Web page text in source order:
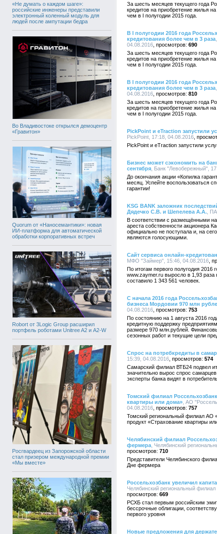
«Не думать о каждом шаге»:
российские инженеры представили
электронный коленный модуль для
людей после ампутации бедра
Во Владивостоке открылся демоцентр
«Гравитон»
Quorum от «Наносемантики»: новая
ИИ-платформа для автоматической
обработки корпоративных встреч
Robort от 3Logic Group расширил
портфель роботами Unitree A2 и A2-W
Росгвардеец из Запорожской области
стал призером международной премии
«Мы вместе»
За шесть месяцев текущего года
кредитов на приобретение жилья
чем в I полугодии 2015 года.
В I полугодии 2016 года
кредитования более чем в 3 раза
04.08.2016
690
За шесть месяцев текущего года
кредитов на приобретение жилья
чем в I полугодии 2015 года.
В I полугодии 2016 года
кредитования более чем в 3 раза
04.08.2016
810
За шесть месяцев текущего года
кредитов на приобретение жилья
чем в I полугодии 2015 года.
PickPoint и eTraction запустили
PickPoint, 17:18, 04.08.2016
PickPoint и eTraction запустили
Бизнес может сэкономить на
сентября , Банк "Левобережный",
До окончания акции «Копилка
месяц. Успейте воспользоваться
гарантии!
KSG BANK заложник
Дядечко С.В. и Шепелева А.А. ,
В соответствии с размещёнными
ареста собственности акционера
официально не поступала и, на
являются голосующими.
Сайт сервиса онлайн-
МФО "Займер", 15:46, 04.08.2016
По итогам первого полугодия 2016
www.zaymer.ru выросло в 1,93 раза
составило 1 343 561 человек.
С начала 2016 года
бизнеса Мордовии 970 млн
04.08.2016
753
По состоянию на 1 августа 2016
кредитную поддержку
размере 970 млн.рублей.
сезонных работ и текущие цели
Спрос на потребкредиты в
15:39, 04.08.2016
574
Самарский филиал ВТБ24 подвел
значительно вырос спрос
эксперты банка видят в
Томский филиал
квартиры или дома» , АО
04.08.2016
757
Томский региональный филиал АО
продукт «Страхование квартиры
Челябинский филиал
фермера , Челябинский
710
Представители Челябинского
Дне фермера
Россельхозбанк увеличил
Челябинский региональный
669
РСХБ стал первым российским
бессрочные облигации,
первого уровня
Новые предложения для